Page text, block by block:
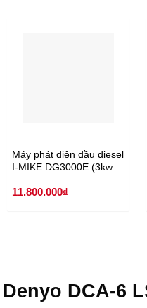
Máy phát điện dầu diesel
I-MIKE DG3000E (3kw
11.800.000₫
DCA-6